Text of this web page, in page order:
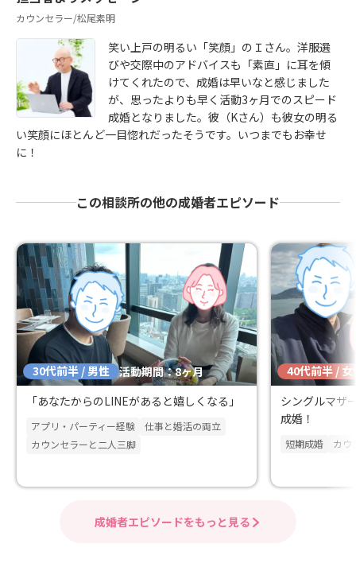
カウンセラー/松尾素明
笑い上戸の明るい「笑顔」のＩさん。洋服選
びや交際中のアドバイスも「素直」に耳を傾
けてくれたので、成婚は早いなと感じました
が、思ったよりも早く活動3ヶ月でのスピード
成婚となりました。彼（Kさん）も彼女の明る
い笑顔にほとんど一目惚れだったそうです。いつまでもお幸せ
に！
この相談所の他の成婚者エピソード
30代前半 / 男性 活動期間：8ヶ月
「あなたからのLINEがあると嬉しくなる」
アプリ・パーティー経験
仕事と婚活の両立
カウンセラーと二人三脚
40代前半 / 女
シングルマザ
成婚！
短期成婚 カウ
成婚者エピソードをもっと見る